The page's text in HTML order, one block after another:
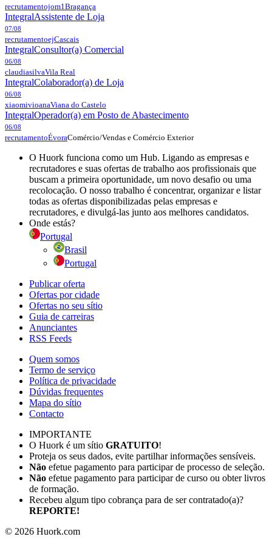
recrutamentojom1 Bragança
IntegralAssistente de Loja
07/08
recrutamentoejCascais
IntegralConsultor(a) Comercial
06/08
claudiasilvaVila Real
IntegralColaborador(a) de Loja
06/08
xiaomivioanaViana do Castelo
IntegralOperador(a) em Posto de Abastecimento
06/08
recrutamentoÉvoraComércio/Vendas e Comércio Exterior
O Huork funciona como um Hub. Ligando as empresas e
recrutadores e suas ofertas de trabalho aos profissionais que
buscam a primeira oportunidade, um novo desafio ou uma
recolocação. O nosso trabalho é concentrar, organizar e listar
todas as ofertas disponibilizadas pelas empresas e
recrutadores, e divulgá-las junto aos melhores candidatos.
Onde estás?
Portugal
Brasil
Portugal
Publicar oferta
Ofertas por cidade
Ofertas no seu sítio
Guia de carreiras
Anunciantes
RSS Feeds
Quem somos
Termo de serviço
Política de privacidade
Dúvidas frequentes
Mapa do sítio
Contacto
IMPORTANTE
O Huork é um sítio GRATUITO!
Proteja os seus dados, evite partilhar informações sensíveis.
Não efetue pagamento para participar de processo de seleção.
Não efetue pagamento para participar de curso ou obter livros
de formação.
Recebeu algum tipo cobrança para de ser contratado(a)?
REPORTE!
© 2026 Huork.com